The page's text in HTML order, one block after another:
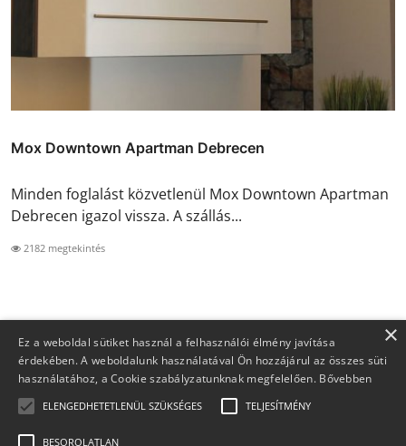
Mox Downtown Apartman Debrecen
Minden foglalást közvetlenül Mox Downtown Apartman
Debrecen igazol vissza. A szállás...
2182 megtekintés
×
Ez a weboldal sütiket használ a felhasználói élmény javítása
érdekében. A weboldalunk használatával Ön hozzájárul az összes süti
használatához, a Cookie szabályzatunknak megfelelően. Bővebben
ELENGEDHETETLENÜL SZÜKSÉGES TELJESÍTMÉNY
BESOROLATLAN